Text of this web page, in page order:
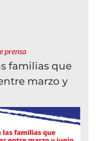
prensa
familias que
marzo y